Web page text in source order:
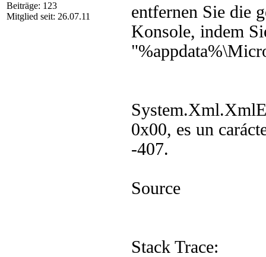
Beiträge: 123
Mitglied seit: 26.07.11
entfernen Sie die
Konsole, indem
0x00, es un
-407.
Source
Stack Trace: